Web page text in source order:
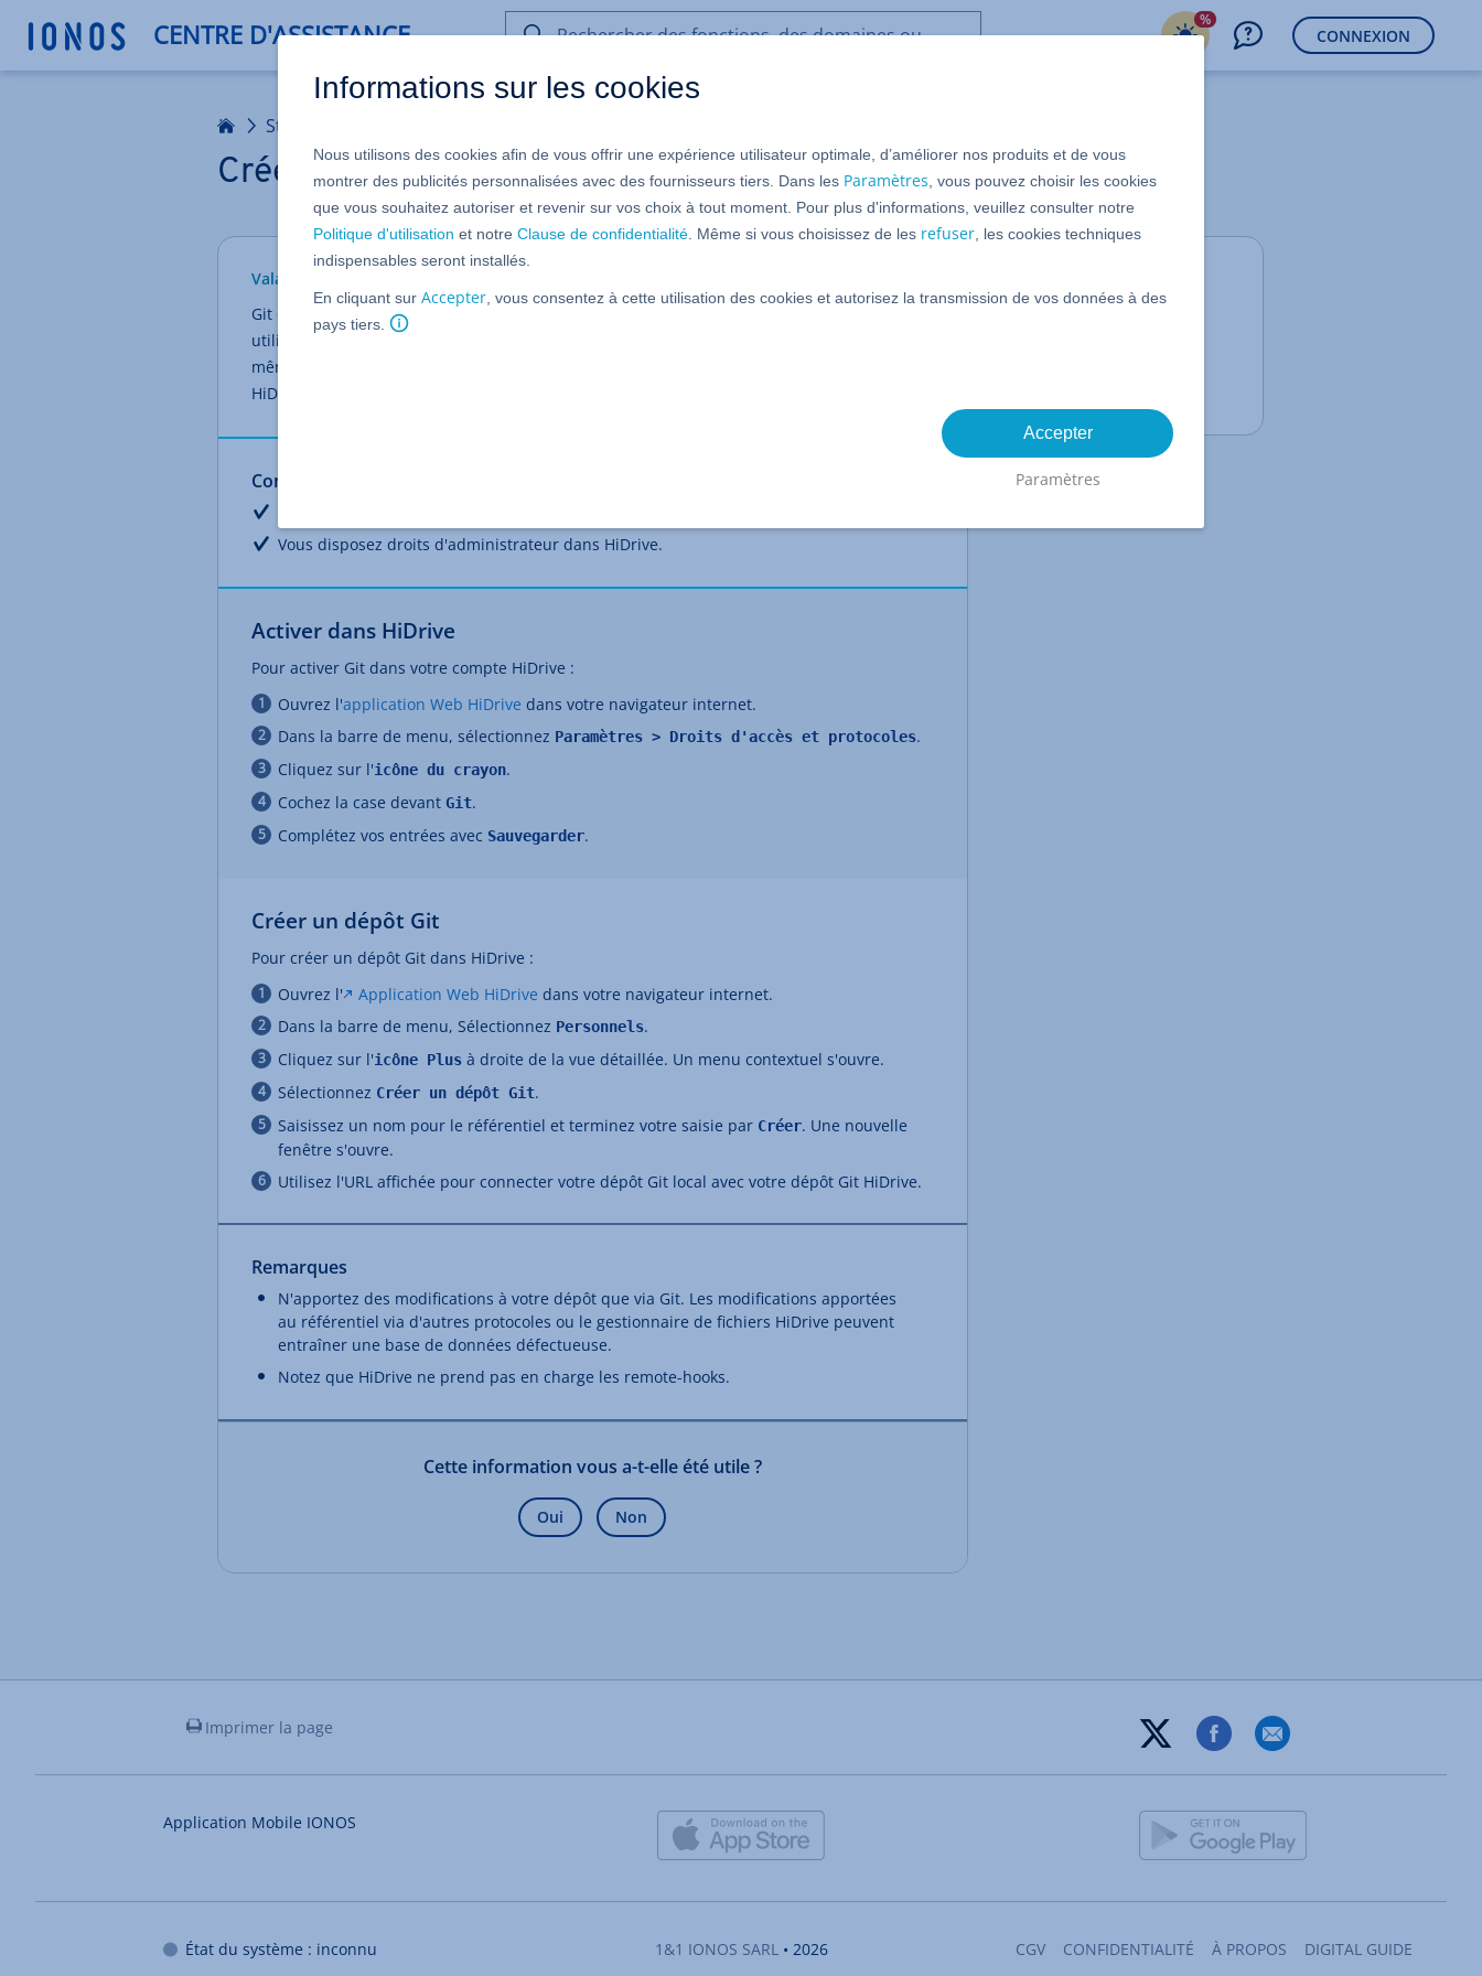
CENTRE D'ASSISTANCE
ou
de
l’aide
%
CONNEXION
Stockage Cloud
Créer un dépôt Git
Valable pour HiDrive.
Git est un logiciel gratuit qui permet répartir la gestion de fichiers entre plusieurs
utilisateurs. En utilisant Git avec HiDrive, plusieurs utilisateurs peuvent travailler sur le
même projet. Dans cet article, nous vous montrons comment créer un dépôt Git dans
HiDrive.
Conditions préalables
Vous disposez droits d'administrateur dans HiDrive.
Activer dans HiDrive
Pour activer Git dans votre compte HiDrive :
Ouvrez l'application Web HiDrive dans votre navigateur internet.
Dans la barre de menu, sélectionnez Paramètres > Droits d'accès et protocoles.
Cliquez sur l'icône du crayon.
Cochez la case devant Git.
Complétez vos entrées avec Sauvegarder.
Créer un dépôt Git
Pour créer un dépôt Git dans HiDrive :
Ouvrez l'
Application Web HiDrive dans votre navigateur internet.
Dans la barre de menu, Sélectionnez Personnels.
Cliquez sur l'icône Plus à droite de la vue détaillée. Un menu contextuel s'ouvre.
Sélectionnez Créer un dépôt Git.
Saisissez un nom pour le référentiel et terminez votre saisie par Créer. Une nouvelle
fenêtre s'ouvre.
Utilisez l'URL affichée pour connecter votre dépôt Git local avec votre dépôt Git HiDrive.
Remarques
N'apportez des modifications à votre dépôt que via Git. Les modifications apportées
au référentiel via d'autres protocoles ou le gestionnaire de fichiers HiDrive peuvent
entraîner une base de données défectueuse.
Notez que HiDrive ne prend pas en charge les remote-hooks.
Cette information vous a-t-elle été utile ?
Oui Non
Imprimer la page
Application Mobile IONOS
État du système : inconnu 1&1 IONOS SARL• 2026 CGV CONFIDENTIALITÉ À PROPOS DIGITAL GUIDE
Informations sur les cookies
Nous utilisons des cookies afin de vous offrir une expérience utilisateur optimale, d’améliorer nos produits et de vous
montrer des publicités personnalisées avec des fournisseurs tiers. Dans les Paramètres , vous pouvez choisir les cookies
que vous souhaitez autoriser et revenir sur vos choix à tout moment. Pour plus d'informations, veuillez consulter notre
Politique d'utilisation et notre Clause de confidentialité . Même si vous choisissez de les refuser , les cookies techniques
indispensables seront installés.
En cliquant sur Accepter , vous consentez à cette utilisation des cookies et autorisez la transmission de vos données à des
pays tiers.
Accepter
Paramètres